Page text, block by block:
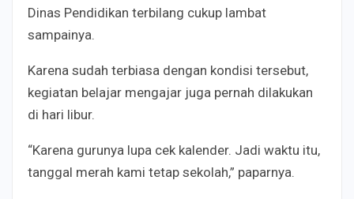
Dinas Pendidikan terbilang cukup lambat
sampainya.
Karena sudah terbiasa dengan kondisi tersebut,
kegiatan belajar mengajar juga pernah dilakukan
di hari libur.
“Karena gurunya lupa cek kalender. Jadi waktu itu,
tanggal merah kami tetap sekolah,” paparnya.